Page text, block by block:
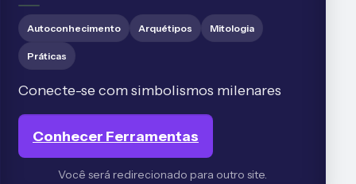
Autoconhecimento Arquétipos Mitologia
Práticas
Conecte-se com simbolismos milenares
Conhecer Ferramentas
Você será redirecionado para outro site.